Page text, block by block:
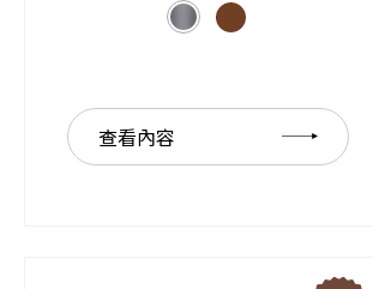
查看內容